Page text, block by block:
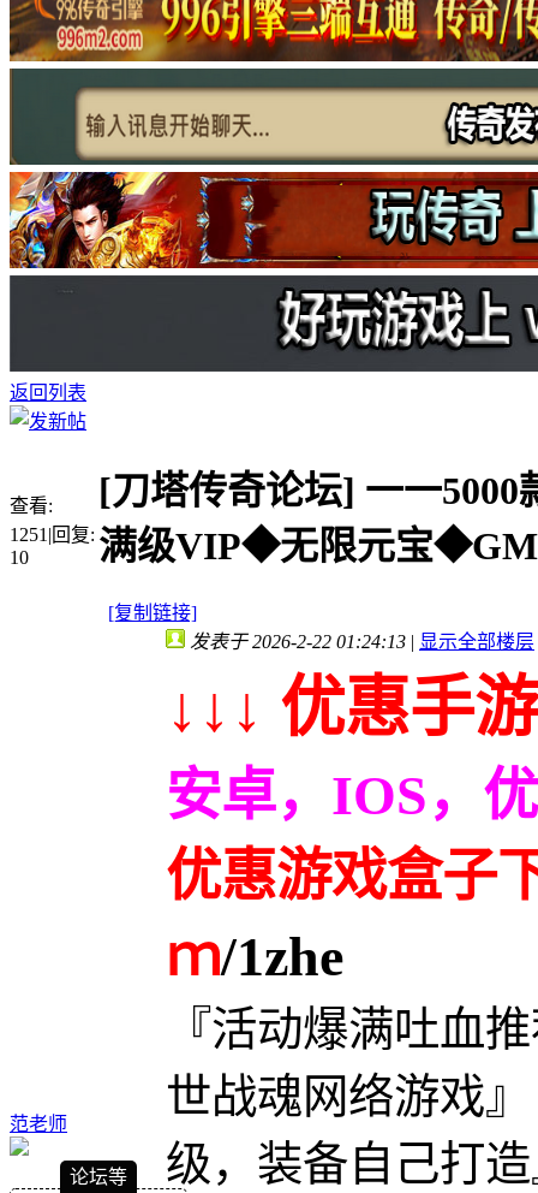
返回列表
查看:
1251 |回复:
10
[刀塔传奇论坛] 一一
满级VIP◆无限元宝
[复制链接]
范老师
论坛等
发表于 2026-2-22 01:24:13 | 显示全部楼层
↓↓↓ 优惠手
安卓，IOS，
优惠游戏盒子
ｍ/1zhe
『活动爆满吐血
世战魂网络游戏
级，装备自己打